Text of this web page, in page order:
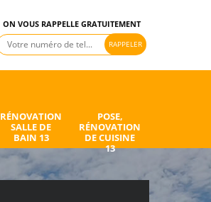
ON VOUS RAPPELLE GRATUITEMENT
RÉNOVATION
SALLE DE
BAIN 13
POSE,
RÉNOVATION
DE CUISINE
13